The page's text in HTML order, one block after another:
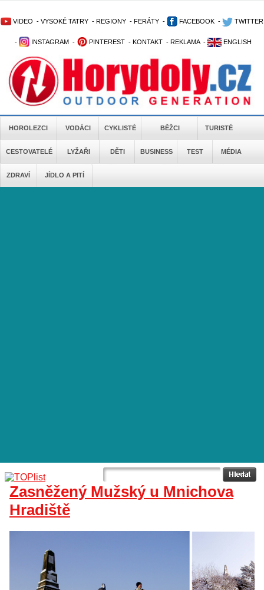
VIDEO - VYSOKÉ TATRY - REGIONY - FERÁTY - FACEBOOK - TWITTER
- INSTAGRAM - PINTEREST - KONTAKT - REKLAMA - ENGLISH
HOROLEZCI VODÁCI CYKLISTÉ BĚŽCI TURISTÉ
CESTOVATELÉ LYŽAŘI DĚTI BUSINESS TEST MÉDIA
ZDRAVÍ JÍDLO A PITÍ
Zasněžený Mužský u Mnichova
Hradiště